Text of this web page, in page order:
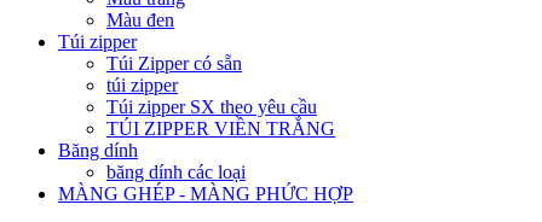
Màu đen
Túi zipper
Túi Zipper có sẵn
túi zipper
Túi zipper SX theo yêu cầu
TÚI ZIPPER VIỀN TRẮNG
Băng dính
băng dính các loại
MÀNG GHÉP - MÀNG PHỨC HỢP